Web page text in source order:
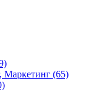
Маркетинг (65)